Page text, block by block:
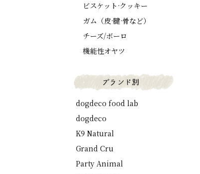
ビスケット·クッキー
ガム（皮·腱·骨など）
チーズ/ボーロ
機能性オヤツ
dogdeco food lab
dogdeco
K9 Natural
Grand Cru
Party Animal